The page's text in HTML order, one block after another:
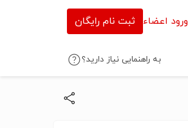
ورود اعضاء ثبت نام رایگان
به راهنمایی نیاز دارید؟